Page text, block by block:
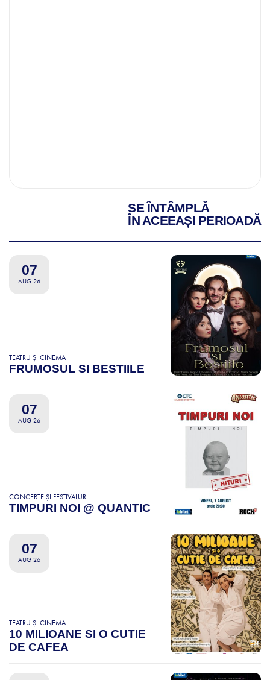
SE ÎNTÂMPLĂ
ÎN ACEEAȘI PERIOADĂ
07
AUG 26
TEATRU ȘI CINEMA
FRUMOSUL SI BESTIILE
07
AUG 26
CONCERTE ȘI FESTIVALURI
TIMPURI NOI @ QUANTIC
07
AUG 26
TEATRU ȘI CINEMA
10 MILIOANE SI O CUTIE
DE CAFEA